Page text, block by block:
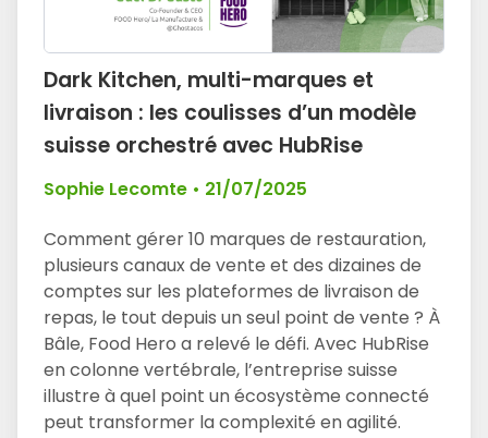
Dark Kitchen, multi-marques et
livraison : les coulisses d’un modèle
suisse orchestré avec HubRise
Sophie Lecomte • 21/07/2025
Comment gérer 10 marques de restauration,
plusieurs canaux de vente et des dizaines de
comptes sur les plateformes de livraison de
repas, le tout depuis un seul point de vente ? À
Bâle, Food Hero a relevé le défi. Avec HubRise
en colonne vertébrale, l’entreprise suisse
illustre à quel point un écosystème connecté
peut transformer la complexité en agilité.